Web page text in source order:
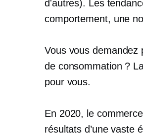
d'autres). Les
comportement, une
Vous vous
de consommation ?
pour vous.
En 2020, le
résultats d’une vaste